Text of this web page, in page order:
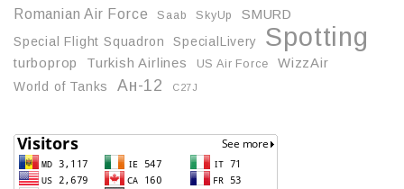
Romanian Air Force Saab SkyUp
SMURD
Special Flight Squadron
SpecialLivery Spotting
turboprop Turkish Airlines US Air Force
WizzAir
World of Tanks
Ан-12 С27J